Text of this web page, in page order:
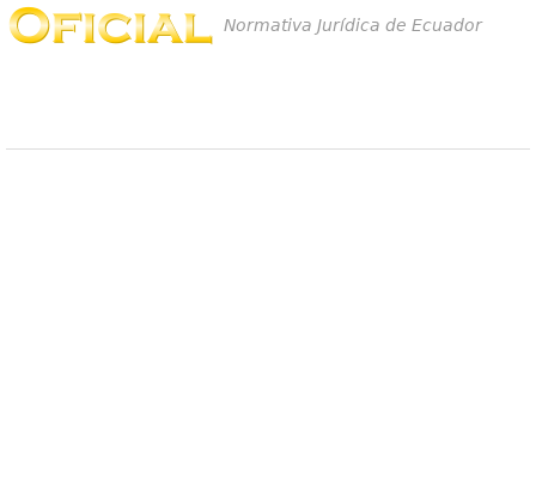
Normativa Jurídica de Ecuador